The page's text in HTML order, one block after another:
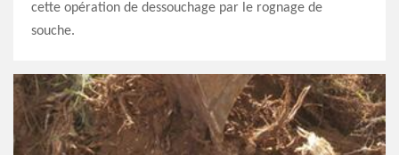
cette opération de dessouchage par le rognage de
souche.